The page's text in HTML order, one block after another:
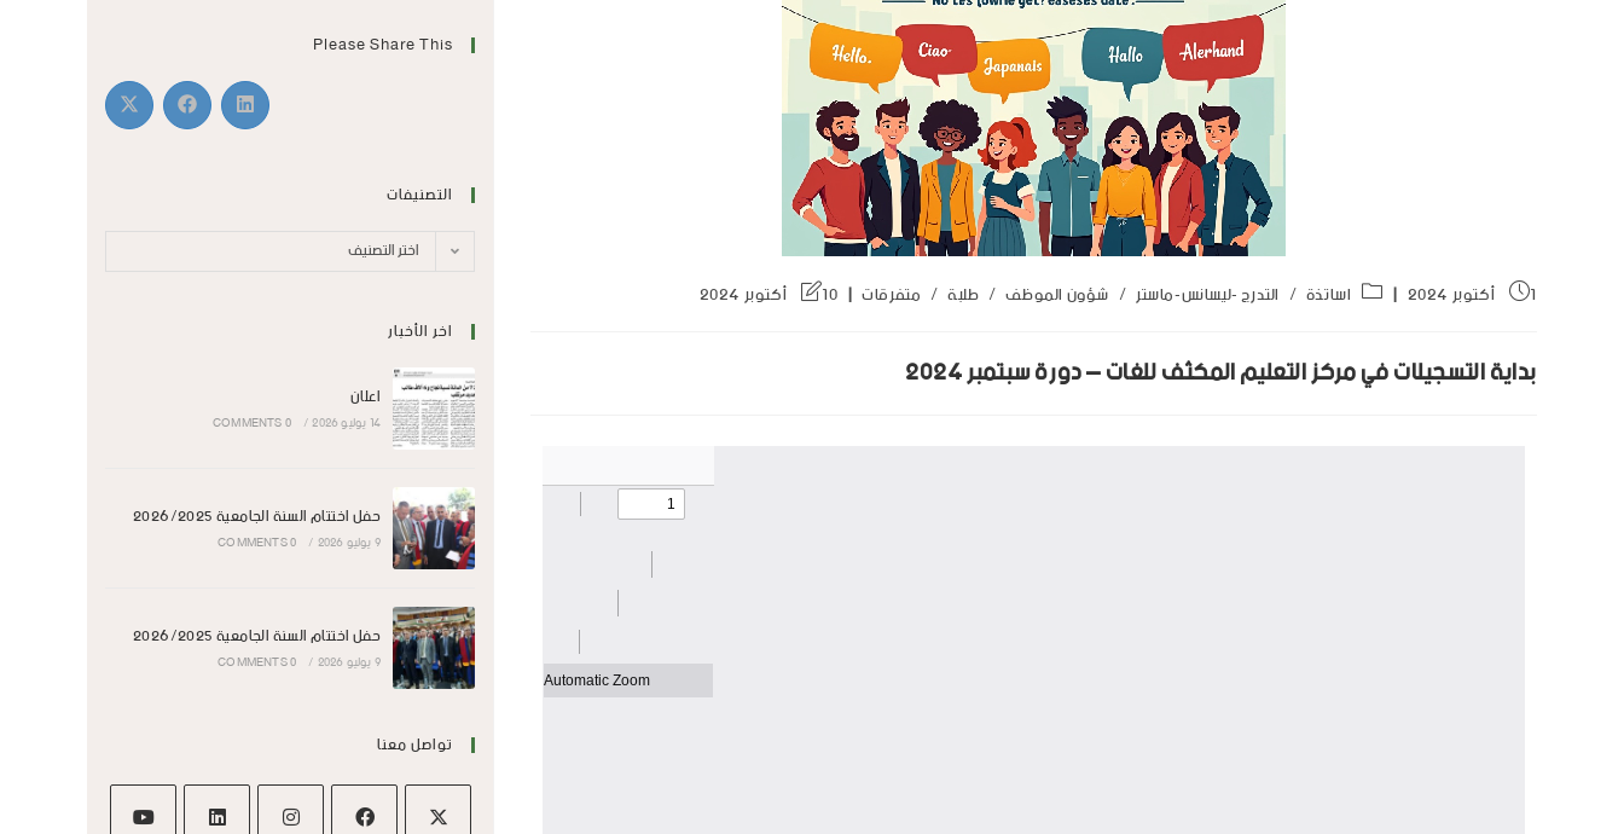
1 أكتوبر 2024 اساتذة / التدرج -ليسانس-ماستر / شؤون الموظف / طلبة / متفرقات 10 أكتوبر 2024
بداية التسجيلات في مركز التعليم المكثف للغات – دورة سبتمبر 2024
Please Share This
التصنيفات
اختر التصنيف
اخر الأخبار
اعلان
14 يوليو 2026 /
0 COMMENTS
حفل اختتام السنة الجامعية 2026/2025
9 يوليو 2026 /
0 COMMENTS
حفل اختتام السنة الجامعية 2026/2025
9 يوليو 2026 /
0 COMMENTS
تواصل معنا